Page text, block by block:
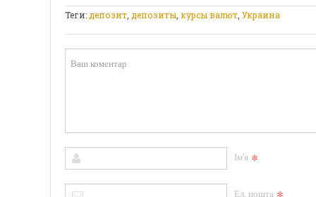
Теги: депозит депозиты курсы валют Украина
Ім'я *
Ел. пошта